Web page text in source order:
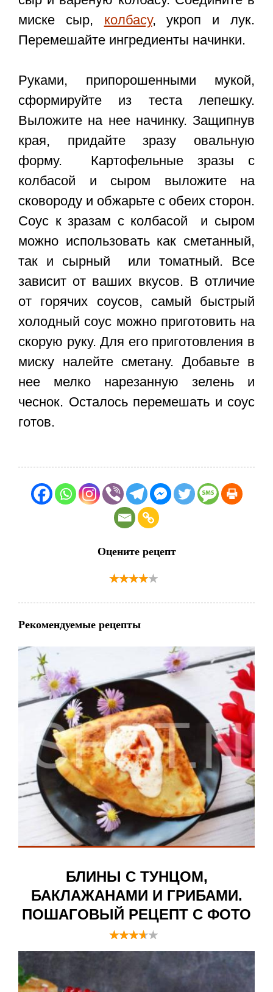
миске сыр, колбасу, укроп и лук.
Перемешайте ингредиенты начинки.
Руками, припорошенными мукой,
сформируйте из теста лепешку.
Выложите на нее начинку. Защипнув
края, придайте зразу овальную
форму. Картофельные зразы с
колбасой и сыром выложите на
сковороду и обжарьте с обеих сторон.
Соус к зразам с колбасой и сыром
можно использовать как сметанный,
так и сырный или томатный. Все
зависит от ваших вкусов. В отличие
от горячих соусов, самый быстрый
холодный соус можно приготовить на
скорую руку. Для его приготовления в
миску налейте сметану. Добавьте в
нее мелко нарезанную зелень и
чеснок. Осталось перемешать и соус
готов.
Оцените рецепт
Рекомендуемые рецепты
БЛИНЫ С ТУНЦОМ,
БАКЛАЖАНАМИ И ГРИБАМИ.
ПОШАГОВЫЙ РЕЦЕПТ С ФОТО